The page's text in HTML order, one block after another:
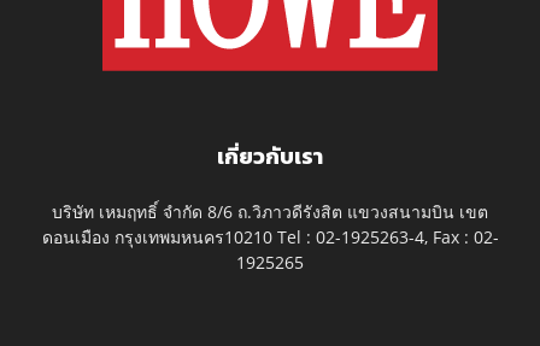
เกี่ยวกับเรา
บริษัท เหมฤทธิ์ จำกัด 8/6 ถ.วิภาวดีรังสิต แขวงสนามบิน เขต
ดอนเมือง กรุงเทพมหนคร10210 Tel : 02-1925263-4, Fax : 02-
1925265